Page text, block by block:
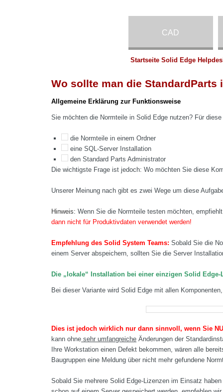
CAD
Startseite Solid Edge
Wo sollte man die
Allgemeine Erklärung zur Funktionsweise
Sie möchten die Normteile in Solid Edge nutzen? Für
die Normteile in einem Ordner
eine SQL-Server Installation
den Standard Parts Administrator
Die wichtigste Frage ist jedoch: Wo möchten Sie diese
Unserer Meinung nach gibt es zwei Wege um diese
Hinweis:Wenn Sie die Normteile testen möchten,
dann nicht für Produktivdaten verwendet werden!
Empfehlung des Solid System Teams: Sobald Sie die
einem Server abspeichern, sollten Sie die Server
Die „lokale“ Installation bei einer einzigen Solid Edge-
Bei dieser Variante wird Solid Edge mit allen
Dies ist jedoch wirklich nur dann sinnvoll, wenn Sie
kann ohne sehr umfangreiche Änderungen der
Ihre Workstation einen Defekt bekommen, wären alle
Baugruppen eine Meldung über nicht mehr gefundene
Sobald Sie mehrere Solid Edge-Lizenzen im Einsatz